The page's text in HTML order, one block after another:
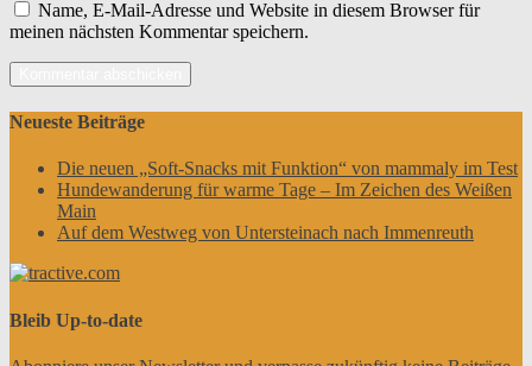
Name, E-Mail-Adresse und Website in diesem Browser für
meinen nächsten Kommentar speichern.
Neueste Beiträge
Die neuen „Soft-Snacks mit Funktion“ von mammaly im Test
Hundewanderung für warme Tage – Im Zeichen des Weißen
Main
Auf dem Westweg von Untersteinach nach Immenreuth
Bleib Up-to-date